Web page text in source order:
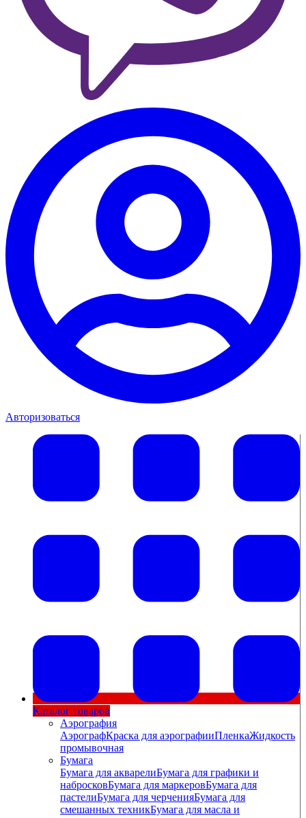
Авторизоваться
Каталог товаров
Аэрография
АэрографКраска для аэрографииПленкаЖидкость
промывочная
Бумага
Бумага для акварелиБумага для графики и
набросковБумага для маркеровБумага для
пастелиБумага для черченияБумага для
смешанных техникБумага для масла и